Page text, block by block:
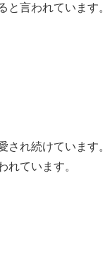
言われています。
れ続けています。
ています。